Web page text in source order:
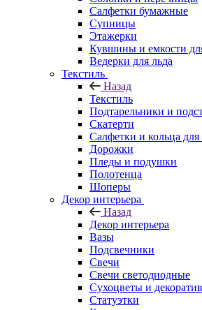
Салфетки бумажные
Супницы
Этажерки
Кувшины и емкости
Ведерки для льда
Текстиль
Назад
Текстиль
Подтарельники и
Скатерти
Салфетки и кольца для
Дорожки
Пледы и подушки
Полотенца
Шоперы
Декор интерьера
Назад
Декор интерьера
Вазы
Подсвечники
Свечи
Свечи светодиодные
Сухоцветы и
Статуэтки